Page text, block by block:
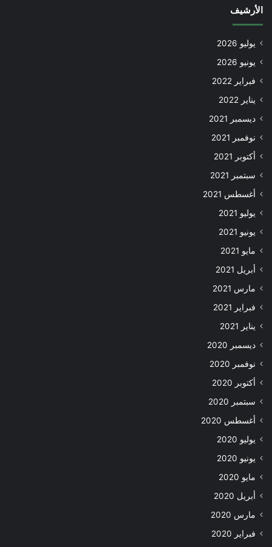
الأرشيف
يوليو 2026
يونيو 2026
فبراير 2022
يناير 2022
ديسمبر 2021
نوفمبر 2021
أكتوبر 2021
سبتمبر 2021
أغسطس 2021
يوليو 2021
يونيو 2021
مايو 2021
أبريل 2021
مارس 2021
فبراير 2021
يناير 2021
ديسمبر 2020
نوفمبر 2020
أكتوبر 2020
سبتمبر 2020
أغسطس 2020
يوليو 2020
يونيو 2020
مايو 2020
أبريل 2020
مارس 2020
فبراير 2020